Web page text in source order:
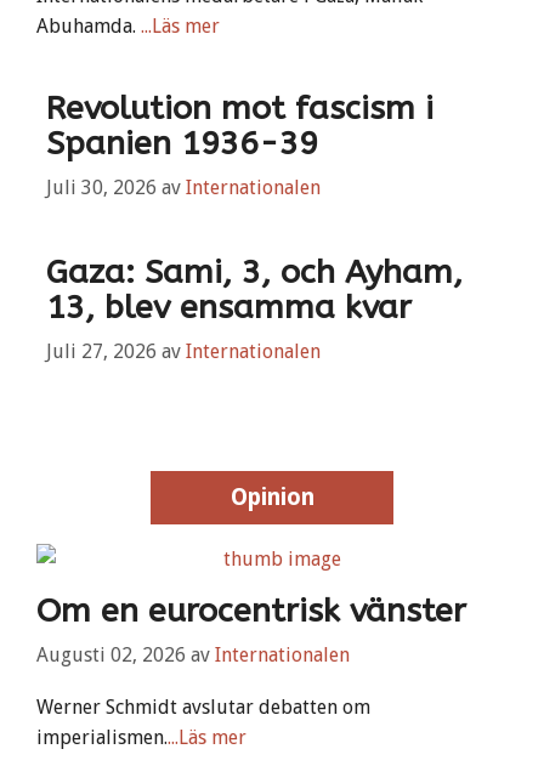
Abuhamda. ...Läs mer
Revolution mot fascism i
Spanien 1936-39
Juli 30, 2026 av Internationalen
Gaza: Sami, 3, och Ayham,
13, blev ensamma kvar
Juli 27, 2026 av Internationalen
Opinion
Om en eurocentrisk vänster
Augusti 02, 2026 av Internationalen
Werner Schmidt avslutar debatten om
imperialismen....Läs mer